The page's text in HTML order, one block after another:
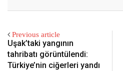
Previous article
Uşak’taki yangının
tahribatı görüntülendi:
Türkiye’nin ciğerleri yandı